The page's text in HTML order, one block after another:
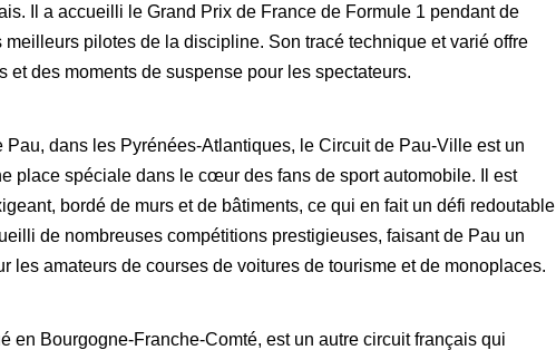
Il a accueilli le Grand Prix de France de Formule 1 pendant de
pilotes de la discipline. Son tracé technique et varié offre
et des moments de suspense pour les spectateurs.
dans les Pyrénées-Atlantiques, le Circuit de Pau-Ville est un
place spéciale dans le cœur des fans de sport automobile. Il est
bordé de murs et de bâtiments, ce qui en fait un défi redoutable
de nombreuses compétitions prestigieuses, faisant de Pau un
les amateurs de courses de voitures de tourisme et de monoplaces.
en Bourgogne-Franche-Comté, est un autre circuit français qui